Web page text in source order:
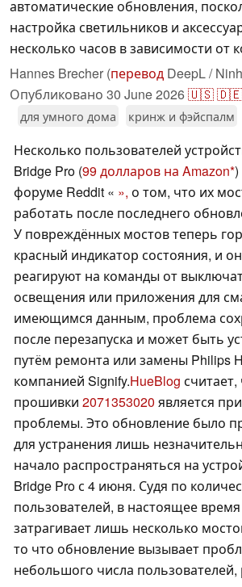
автоматические обновления,
настройка светильников и
несколько часов в зависимости от
Hannes Brecher (перевод DeepL /
Опубликовано 30 June 2026🇺🇸🇩🇪
для умного дома кринж и фэйспалм
Несколько пользователей
Bridge Pro (99 долларов на Amazon
форуме Reddit « », о том, что их
работать после последнего
У повреждённых мостов теперь
красный индикатор состояния, и
реагируют на команды от
освещения или приложения для
имеющимся данным, проблема
после перезапуска и может быть
путём ремонта или замены Philips
компанией Signify.HueBlog
прошивки 2071353020 является
проблемы. Это обновление было
для устранения лишь
начало распространяться на
Bridge Pro с 4 июня. Судя по
пользователей, в настоящее
затрагивает лишь несколько
то что обновление вызывает
небольшого числа пользователей,